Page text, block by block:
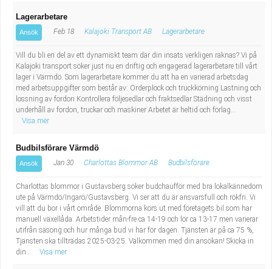
Lagerarbetare
Ansök Feb 18 Kalajoki Transport AB Lagerarbetare
Vill du bli en del av ett dynamiskt team där din insats verkligen räknas? Vi på
Kalajoki transport söker just nu en driftig och engagerad lagerarbetare till vårt
lager i Värmdö. Som lagerarbetare kommer du att ha en varierad arbetsdag
med arbetsuppgifter som består av: Orderplock och truckkörning Lastning och
lossning av fordon Kontrollera följesedlar och fraktsedlar Städning och visst
underhåll av fordon, truckar och maskiner Arbetet är heltid och förlag...
Visa mer
Budbilsförare Värmdö
Ansök Jan 30 Charlottas Blommor AB Budbilsförare
Charlottas blommor i Gustavsberg söker budchaufför med bra lokalkännedom
ute på Värmdö/Ingarö/Gustavsberg. Vi ser att du är ansvarsfull och rökfri. Vi
vill att du bor i vårt område. Blommorna körs ut med företagets bil som har
manuell växellåda. Arbetstider mån-fre ca 14-19 och lör ca 13-17 men varierar
utifrån säsong och hur många bud vi har för dagen. Tjänsten är på ca 75 %,
Tjänsten ska tillträdas 2025-03-25. Välkommen med din ansökan! Skicka in
din...
Visa mer